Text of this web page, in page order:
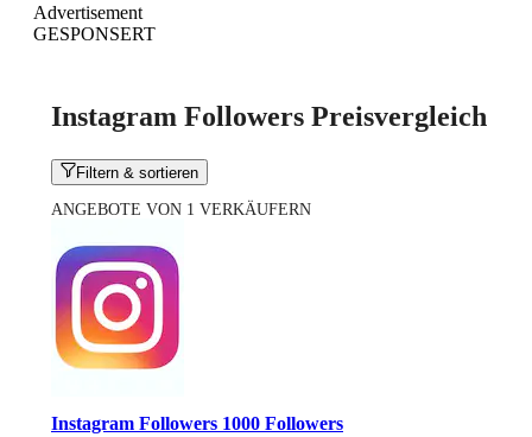
Advertisement
GESPONSERT
Instagram Followers Preisvergleich
Filtern & sortieren
ANGEBOTE VON 1 VERKÄUFERN
Instagram Followers 1000 Followers